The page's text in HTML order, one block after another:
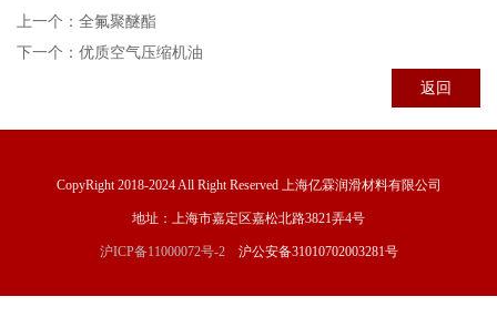
上一个： 全氟聚醚酯
下一个： 优质空气压缩机油
返回
CopyRight 2018-2024 All Right Reserved 上海亿霖润滑材料有限公司
地址：上海市嘉定区嘉松北路3821弄4号
沪ICP备11000072号-2沪公安备31010702003281号